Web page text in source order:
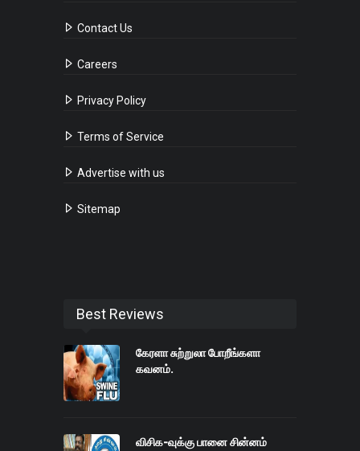
Contact Us
Careers
Privacy Policy
Terms of Service
Advertise with us
Sitemap
Best Reviews
கேரளா சுற்றுலா போறீங்களா
கவனம்.
விசிக-வுக்கு பானை சின்னம்